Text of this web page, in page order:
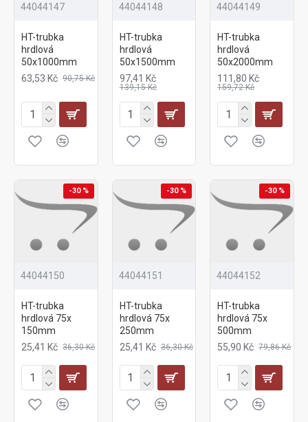
44044147
HT-trubka
hrdlová
50x1000mm
63,53 Kč 90,75 Kč
44044148
HT-trubka
hrdlová
50x1500mm
97,41 Kč
139,15 Kč
44044149
HT-trubka
hrdlová
50x2000mm
111,80 Kč
159,72 Kč
-30 %
44044150
HT-trubka
hrdlová 75x
150mm
25,41 Kč 36,30 Kč
-30 %
44044151
HT-trubka
hrdlová 75x
250mm
25,41 Kč 36,30 Kč
-30 %
44044152
HT-trubka
hrdlová 75x
500mm
55,90 Kč 79,86 Kč